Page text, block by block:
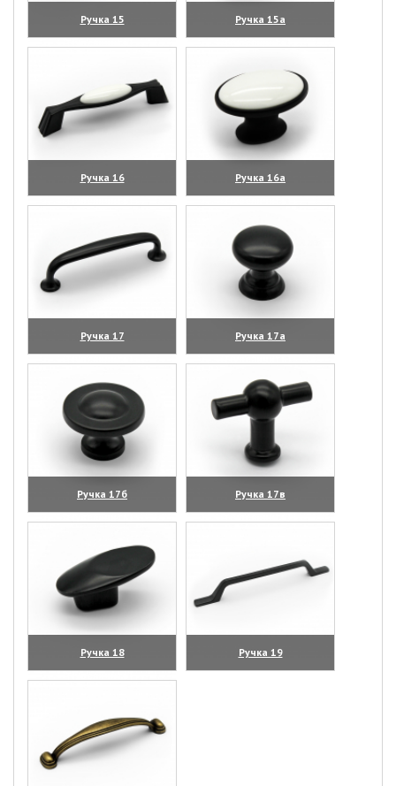
Ручка 15
(увеличить)
Ручка 15а
(увеличить)
Ручка 16
(увеличить)
Ручка 16а
(увеличить)
Ручка 17
(увеличить)
Ручка 17а
(увеличить)
Ручка 17б
(увеличить)
Ручка 17в
(увеличить)
Ручка 18
(увеличить)
Ручка 19
(увеличить)